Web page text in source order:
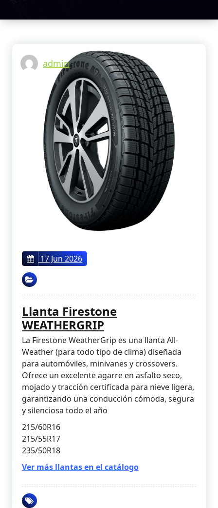
Llantero
Para Camión
admin
17 Jun 2026
Llanta Firestone
WEATHERGRIP
La Firestone WeatherGrip es una llanta All-
Weather (para todo tipo de clima) diseñada
para automóviles, minivanes y crossovers.
Ofrece un excelente agarre en asfalto seco,
mojado y tracción certificada para nieve ligera,
garantizando una conducción cómoda, segura
y silenciosa todo el año
215/60R16
215/55R17
235/50R18
Ver más llantas en el catálogo